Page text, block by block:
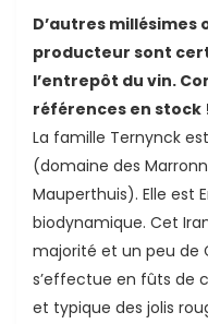
D’autres millésimes
producteur sont
l’entrepôt du vin.
références en stock
La famille Ternynck
(domaine des
Mauperthuis). Elle est
biodynamique. Cet
majorité et un peu de
s’effectue en fûts de
et typique des jolis